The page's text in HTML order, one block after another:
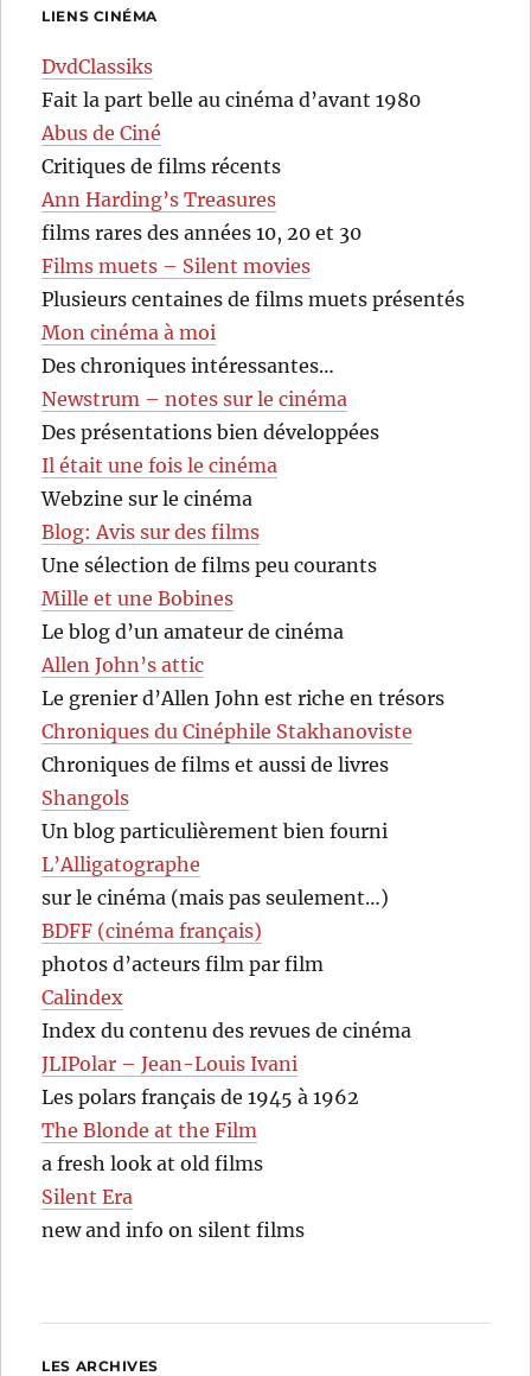
LIENS CINÉMA
DvdClassiks
Fait la part belle au cinéma d’avant 1980
Abus de Ciné
Critiques de films récents
Ann Harding’s Treasures
films rares des années 10, 20 et 30
Films muets – Silent movies
Plusieurs centaines de films muets présentés
Mon cinéma à moi
Des chroniques intéressantes…
Newstrum – notes sur le cinéma
Des présentations bien développées
Il était une fois le cinéma
Webzine sur le cinéma
Blog: Avis sur des films
Une sélection de films peu courants
Mille et une Bobines
Le blog d’un amateur de cinéma
Allen John’s attic
Le grenier d’Allen John est riche en trésors
Chroniques du Cinéphile Stakhanoviste
Chroniques de films et aussi de livres
Shangols
Un blog particulièrement bien fourni
L’Alligatographe
sur le cinéma (mais pas seulement…)
BDFF (cinéma français)
photos d’acteurs film par film
Calindex
Index du contenu des revues de cinéma
JLIPolar – Jean-Louis Ivani
Les polars français de 1945 à 1962
The Blonde at the Film
a fresh look at old films
Silent Era
new and info on silent films
LES ARCHIVES